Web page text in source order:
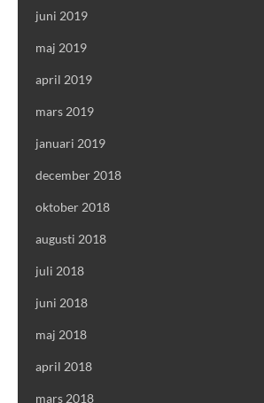
juni 2019
maj 2019
april 2019
mars 2019
januari 2019
december 2018
oktober 2018
augusti 2018
juli 2018
juni 2018
maj 2018
april 2018
mars 2018